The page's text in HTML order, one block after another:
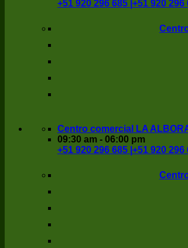
+51 920 296 685 | +51 920 296
Centro comercial LA
09:30 am - 06:00 pm
+51 920 296 685 | +51 920 296